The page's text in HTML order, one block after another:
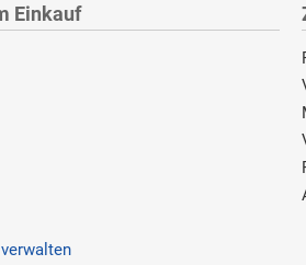
Einkauf